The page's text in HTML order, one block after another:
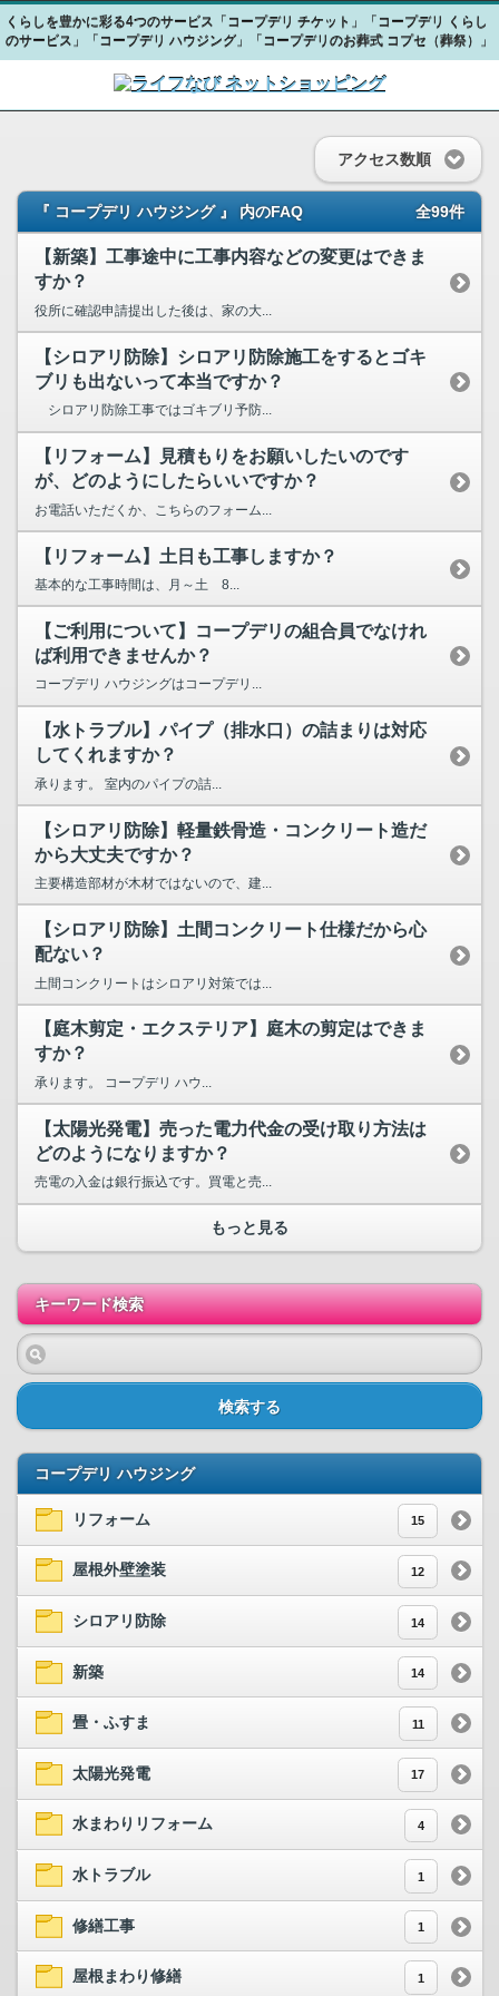
くらしを豊かに彩る4つのサービス「コープデリ チケット」「コープデリ くらし
のサービス」「コープデリ ハウジング」「コープデリのお葬式 コプセ（葬祭）」
アクセス数順
『 コープデリ ハウジング 』 内のFAQ 全99件
【新築】工事途中に工事内容などの変更はできま
すか？
役所に確認申請提出した後は、家の大...
【シロアリ防除】シロアリ防除施工をするとゴキ
ブリも出ないって本当ですか？
シロアリ防除工事ではゴキブリ予防...
【リフォーム】見積もりをお願いしたいのです
が、どのようにしたらいいですか？
お電話いただくか、こちらのフォーム...
【リフォーム】土日も工事しますか？
基本的な工事時間は、月～土 8...
【ご利用について】コープデリの組合員でなけれ
ば利用できませんか？
コープデリ ハウジングはコープデリ...
【水トラブル】パイプ（排水口）の詰まりは対応
してくれますか？
承ります。 室内のパイプの詰...
【シロアリ防除】軽量鉄骨造・コンクリート造だ
から大丈夫ですか？
主要構造部材が木材ではないので、建...
【シロアリ防除】土間コンクリート仕様だから心
配ない？
土間コンクリートはシロアリ対策では...
【庭木剪定・エクステリア】庭木の剪定はできま
すか？
承ります。 コープデリ ハウ...
【太陽光発電】売った電力代金の受け取り方法は
どのようになりますか？
売電の入金は銀行振込です。買電と売...
もっと見る
キーワード検索
検索する
コープデリ ハウジング
リフォーム 15
屋根外壁塗装 12
シロアリ防除 14
新築 14
畳・ふすま 11
太陽光発電 17
水まわりリフォーム 4
水トラブル 1
修繕工事 1
屋根まわり修繕 1